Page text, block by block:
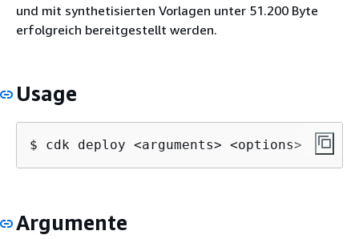
und mit synthetisierten Vorlagen unter 51.200 Byte
erfolgreich bereitgestellt werden.
Usage
$ cdk deploy <arguments> <options>
Argumente